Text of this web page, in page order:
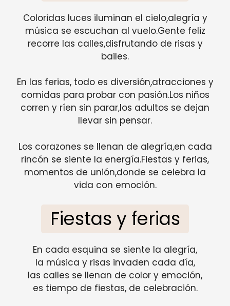
Coloridas luces iluminan el cielo,alegría y
música se escuchan al vuelo.Gente feliz
recorre las calles,disfrutando de risas y
bailes.
En las ferias, todo es diversión,atracciones y
comidas para probar con pasión.Los niños
corren y ríen sin parar,los adultos se dejan
llevar sin pensar.
Los corazones se llenan de alegría,en cada
rincón se siente la energía.Fiestas y ferias,
momentos de unión,donde se celebra la
vida con emoción.
Fiestas y ferias
En cada esquina se siente la alegría,
la música y risas invaden cada día,
las calles se llenan de color y emoción,
es tiempo de fiestas, de celebración.